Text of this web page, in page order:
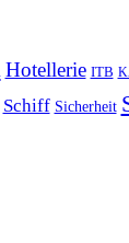
Hotellerie ITB
Schiff Sicherheit